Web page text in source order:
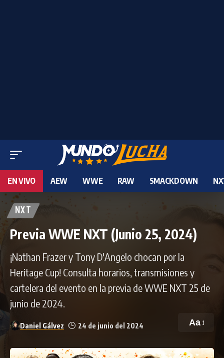
EN VIVO AEW WWE RAW SMACKDOWN
NXT
Previa WWE NXT (Junio 25, 2024)
¡Nathan Frazer y Tony D'Angelo chocan por la
Heritage Cup! Consulta horarios, transmisiones y
cartelera del evento en la previa de WWE NXT 25 de
junio de 2024.
Daniel Gálvez 24 de junio del 2024 Aa